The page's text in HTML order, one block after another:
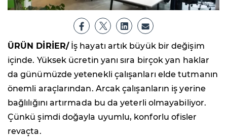
ÜRÜN DİRİER/İş hayatı artık büyük bir değişim
içinde. Yüksek ücretin yanı sıra birçok yan haklar
da günümüzde yetenekli çalışanları elde tutmanın
önemli araçlarından. Arcak çalışanların iş yerine
bağlılığını artırmada bu da yeterli olmayabiliyor.
Çünkü şimdi doğayla uyumlu, konforlu ofisler
revaçta.